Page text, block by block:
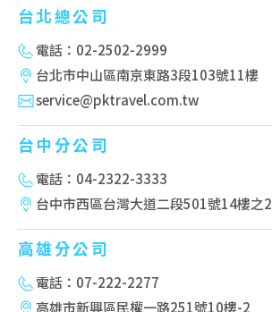
台北總公司
電話：02-2502-2999
台北市中山區南京東路3段103號11樓
service@pktravel.com.tw
台中分公司
電話：04-2322-3333
台中市西區台灣大道二段501號14樓之2
高雄分公司
電話：07-222-2277
高雄市新興區民權一路251號10樓-2